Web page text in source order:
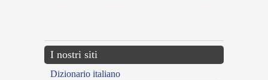
I nostri siti
Dizionario italiano